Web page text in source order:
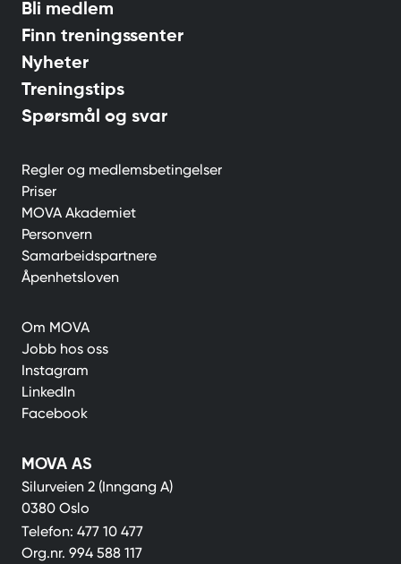
Bli medlem
Finn treningssenter
Nyheter
Treningstips
Spørsmål og svar
Regler og medlemsbetingelser
Priser
MOVA Akademiet
Personvern
Samarbeidspartnere
Åpenhetsloven
Om MOVA
Jobb hos oss
Instagram
LinkedIn
Facebook
MOVA AS
Silurveien 2 (Inngang A)
0380 Oslo
Telefon: 477 10 477
Org.nr. 994 588 117